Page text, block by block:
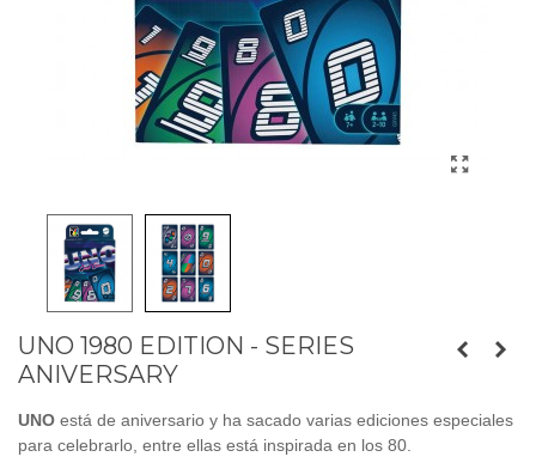
UNO 1980 EDITION - SERIES
ANIVERSARY
UNO está de aniversario y ha sacado varias ediciones especiales
para celebrarlo, entre ellas está inspirada en los 80.